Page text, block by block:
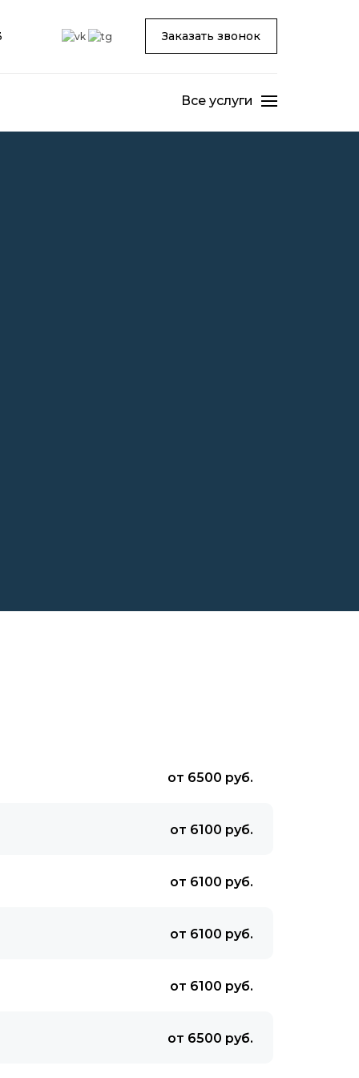
Заказать звонок
Все услуги
от 6500 руб.
от 6100 руб.
от 6100 руб.
от 6100 руб.
от 6100 руб.
от 6500 руб.